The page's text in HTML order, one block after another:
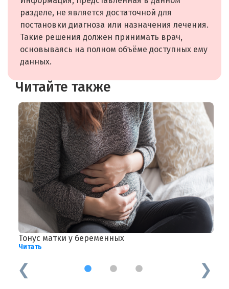
разделе, не является достаточной для
постановки диагноза или назначения лечения.
Такие решения должен принимать врач,
основываясь на полном объёме доступных ему
данных.
Читайте также
Тонус матки у беременных
Читать
1 2 3